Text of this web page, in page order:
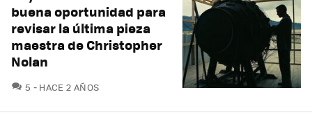
buena oportunidad para
revisar la última pieza
maestra de Christopher
Nolan
5 COMENTARIOS
HACE 2 AÑOS